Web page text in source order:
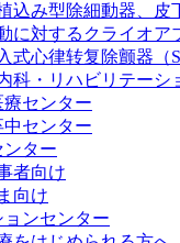
込み型除細動器、皮
に対するクライオア
式心律转复除颤器（
科・リハビリテー
センター
中センター
ター
者向け
向け
ョンセンター